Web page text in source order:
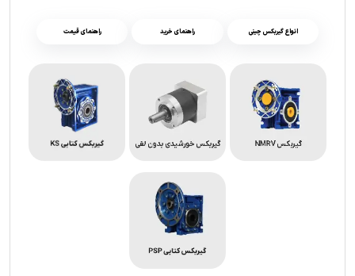
انواع گیربکس چینی راهنمای خرید راهنمای قیمت